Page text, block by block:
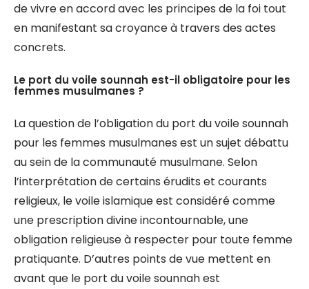
de vivre en accord avec les principes de la foi tout
en manifestant sa croyance à travers des actes
concrets.
Le port du voile sounnah est-il obligatoire pour les
femmes musulmanes ?
La question de l’obligation du port du voile sounnah
pour les femmes musulmanes est un sujet débattu
au sein de la communauté musulmane. Selon
l’interprétation de certains érudits et courants
religieux, le voile islamique est considéré comme
une prescription divine incontournable, une
obligation religieuse à respecter pour toute femme
pratiquante. D’autres points de vue mettent en
avant que le port du voile sounnah est